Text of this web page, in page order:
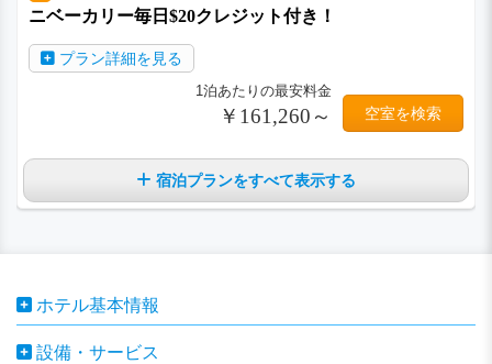
ニベーカリー毎日$20クレジット付き！
プラン詳細を見る
1泊あたりの最安料金
￥161,260～ 空室を検索
宿泊プランをすべて表示する
ホテル基本情報
設備・サービス